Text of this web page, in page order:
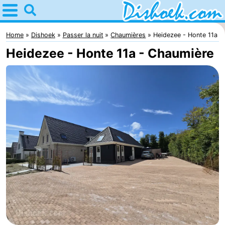
Home
Dishoek
Astuces
Avec
les
enfants
Passer
la
nuit
Appartements
-
Duinhof
Klein
Dishoek
-
Martina
-
Noordzee
Campings
Home Dishoek Passer la nuit Chaumières Heidezee - Honte 11a
Heidezee - Honte 11a - Chaumière